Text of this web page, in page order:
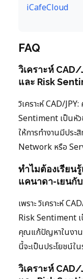
iCafeCloud
FAQ
วิเคราะห์
และ Risk
วิเคราะห์ CAD/
Sentiment เป็นหัว
ให้การทำงานมีประ
Network หรือ
ทำไมต้องเรียนรู้
แคนาดา-เยนกั
เพราะ วิเคราะห์
Risk Sentiment เ
คุณแก้ปัญหาในงาน
นี้จะเป็นประโยชน์ใน
วิเคราะห์